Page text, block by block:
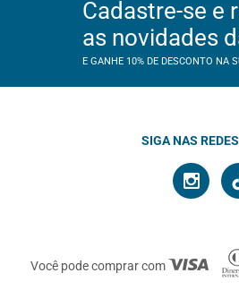
Cadastre-se e
as novidades
E GANHE 10% DE DESCONTO NA
SIGA NAS
Você pode comprar com